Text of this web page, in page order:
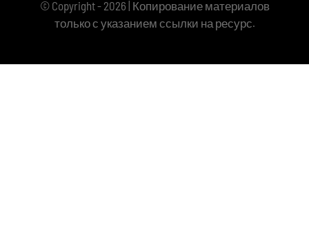
© Copyright - 2026 | Копирование материалов
только с указанием ссылки на ресурс.